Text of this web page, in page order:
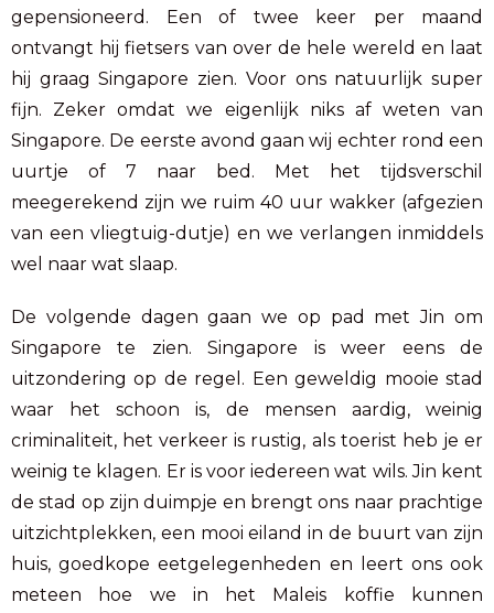
gepensioneerd. Een of twee keer per maand
ontvangt hij fietsers van over de hele wereld en laat
hij graag Singapore zien. Voor ons natuurlijk super
fijn. Zeker omdat we eigenlijk niks af weten van
Singapore. De eerste avond gaan wij echter rond een
uurtje of 7 naar bed. Met het tijdsverschil
meegerekend zijn we ruim 40 uur wakker (afgezien
van een vliegtuig-dutje) en we verlangen inmiddels
wel naar wat slaap.
De volgende dagen gaan we op pad met Jin om
Singapore te zien. Singapore is weer eens de
uitzondering op de regel. Een geweldig mooie stad
waar het schoon is, de mensen aardig, weinig
criminaliteit, het verkeer is rustig, als toerist heb je er
weinig te klagen. Er is voor iedereen wat wils. Jin kent
de stad op zijn duimpje en brengt ons naar prachtige
uitzichtplekken, een mooi eiland in de buurt van zijn
huis, goedkope eetgelegenheden en leert ons ook
meteen hoe we in het Maleis koffie kunnen